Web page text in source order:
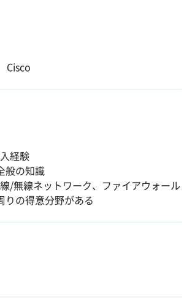
Cisco
経験
般の知識
/無線ネットワーク、ファイアウォール
りの得意分野がある